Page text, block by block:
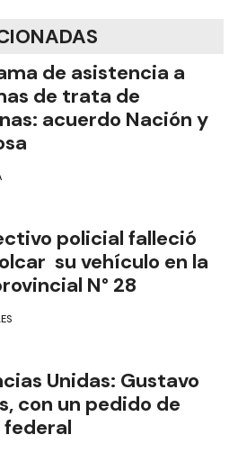
de asistencia a
de trata de
acuerdo Nación y
policial falleció
su vehículo en la
N° 28
Unidas: Gustavo
con un pedido de